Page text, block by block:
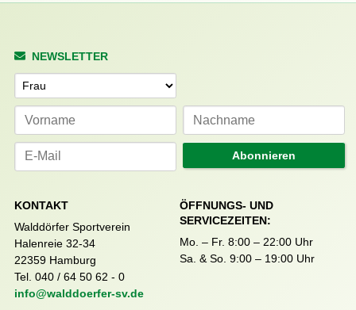
NEWSLETTER
Anrede
Abonnieren
KONTAKT
Walddörfer Sportverein
Halenreie 32-34
22359 Hamburg
Tel. 040 / 64 50 62 - 0
info@walddoerfer-sv.de
ÖFFNUNGS- UND
SERVICEZEITEN:
Mo. – Fr. 8:00 – 22:00 Uhr
Sa. & So. 9:00 – 19:00 Uhr